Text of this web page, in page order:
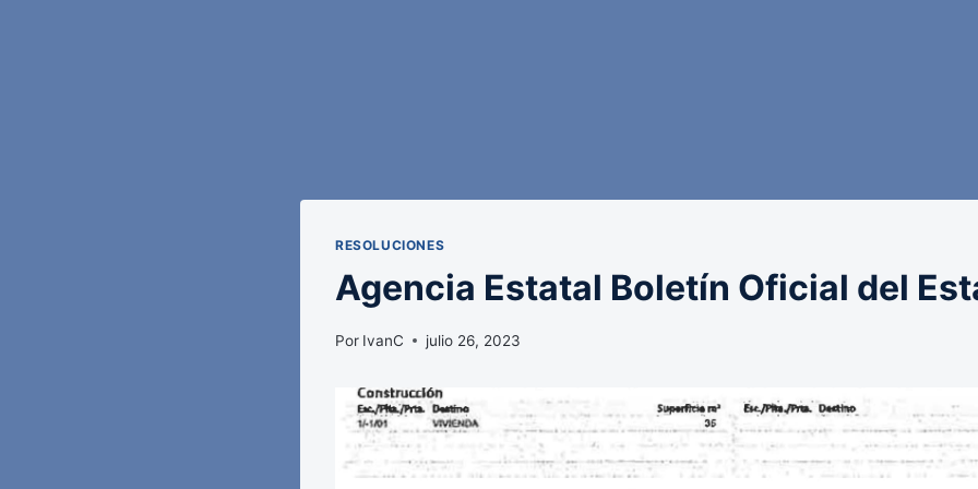
RESOLUCIONES
Agencia Estatal Boletín Oficial del
Por IvanC julio 26, 2023